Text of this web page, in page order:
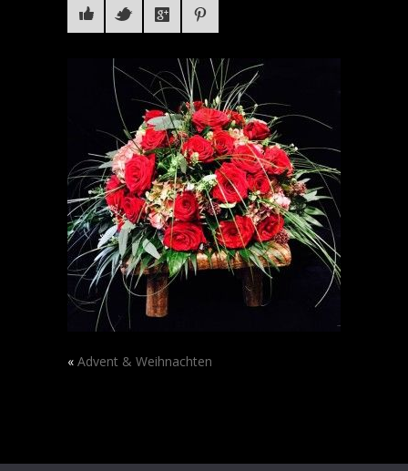
« Advent & Weihnachten